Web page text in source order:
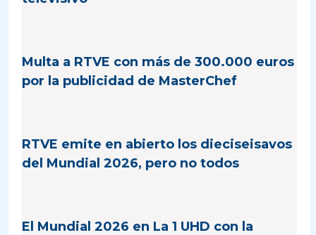
Multa a RTVE con más de 300.000 euros
por la publicidad de MasterChef
RTVE emite en abierto los dieciseisavos
del Mundial 2026, pero no todos
El Mundial 2026 en La 1 UHD con la